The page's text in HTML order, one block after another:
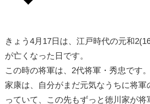
きょう4月17日は、江戸時代の元和
が亡くなった日です。
この時の将軍は、2代将軍・秀忠です。
家康は、自分がまだ元気なうちに将軍
っていて、この先もずっと徳川家が将